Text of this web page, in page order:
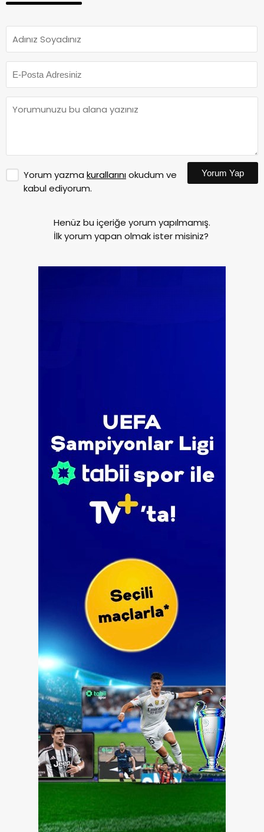
Yorum yazma kurallarınıokudum ve
kabul ediyorum.
Yorum Yap
Henüz bu içeriğe yorum yapılmamış.
İlk yorum yapan olmak ister misiniz?